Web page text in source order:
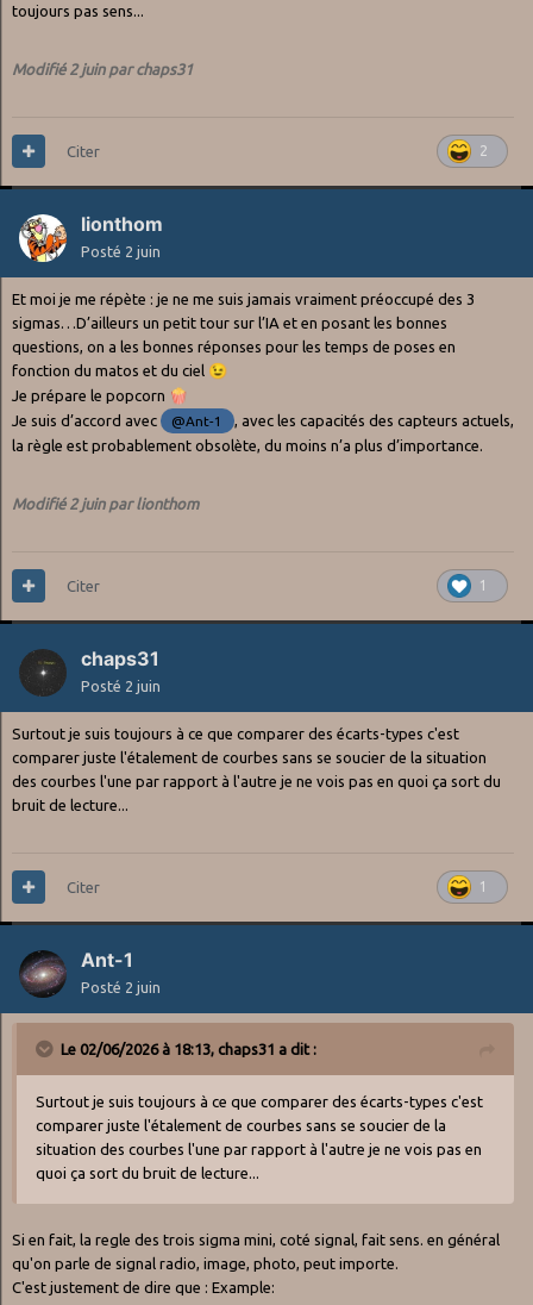
toujours pas sens...
Modifié 2 juinpar chaps31
2
Citer
lionthom
Posté 2 juin
Et moi je me répète : je ne me suis jamais vraiment préoccupé des 3
sigmas…D’ailleurs un petit tour sur l’IA et en posant les bonnes
questions, on a les bonnes réponses pour les temps de poses en
fonction du matos et du ciel 😉
Je prépare le popcorn 🍿
Je suis d’accord avec @Ant-1
, avec les capacités des capteurs actuels,
la règle est probablement obsolète, du moins n’a plus d’importance.
Modifié 2 juinpar lionthom
1
Citer
chaps31
Posté 2 juin
Surtout je suis toujours à ce que comparer des écarts-types c'est
comparer juste l'étalement de courbes sans se soucier de la situation
des courbes l'une par rapport à l'autre je ne vois pas en quoi ça sort du
bruit de lecture...
1
Citer
Ant-1
Posté 2 juin
Le 02/06/2026 à 18:13, chaps31 a dit :
Surtout je suis toujours à ce que comparer des écarts-types c'est
comparer juste l'étalement de courbes sans se soucier de la
situation des courbes l'une par rapport à l'autre je ne vois pas en
quoi ça sort du bruit de lecture...
Si en fait, la regle des trois sigma mini, coté signal, fait sens. en général
qu'on parle de signal radio, image, photo, peut importe.
C'est justement de dire que : Example: